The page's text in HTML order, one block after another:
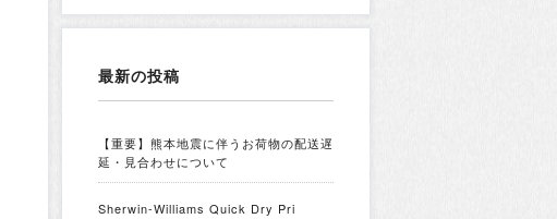
最新の投稿
【重要】熊本地震に伴うお荷物の配送遅
延・見合わせについて
Sherwin-Williams Quick Dry Pri